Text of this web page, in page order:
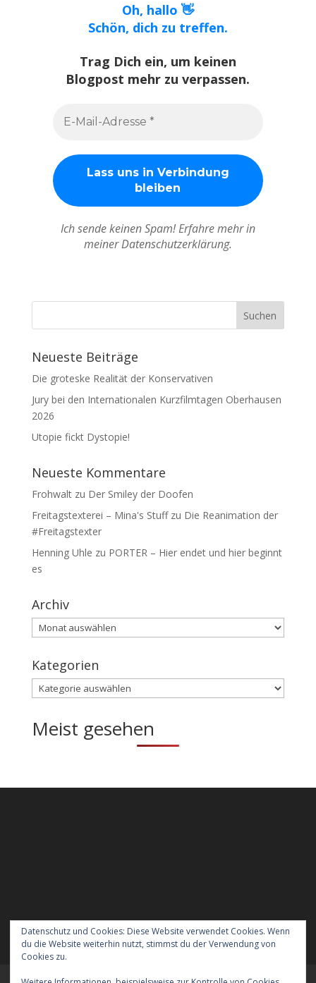
Oh, hallo 👋
Schön, dich zu treffen.
Trag Dich ein, um keinen
Blogpost mehr zu verpassen.
Ich sende keinen Spam! Erfahre mehr in
meiner Datenschutzerklärung.
Neueste Beiträge
Die groteske Realität der Konservativen
Jury bei den Internationalen Kurzfilmtagen Oberhausen
2026
Utopie fickt Dystopie!
Neueste Kommentare
Frohwaltzu Der Smiley der Doofen
Freitagstexterei – Mina's Stuffzu Die Reanimation der
#Freitagstexter
Henning Uhle zu PORTER – Hier endet und hier beginnt
es
Archiv
Archiv
Kategorien
Kategorien
Meist gesehen
Datenschutz und Cookies: Diese Website verwendet Cookies. Wenn
du die Website weiterhin nutzt, stimmst du der Verwendung von
Cookies zu.